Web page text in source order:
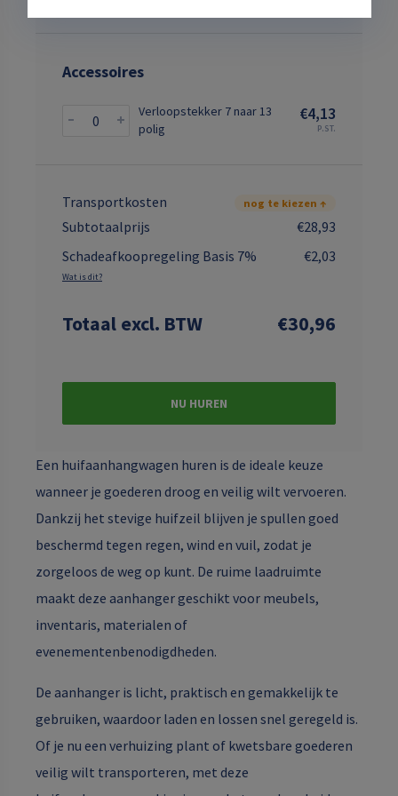
Accessoires
Verloopstekker 7 naar 13
polig
€4,13
P.ST.
Transportkosten nog te kiezen ↑
Subtotaalprijs
€28,93
Schadeafkoopregeling Basis 7%
€2,03
Wat is dit?
Totaal excl. BTW €30,96
NU HUREN
Een huifaanhangwagen huren is de ideale keuze
wanneer je goederen droog en veilig wilt vervoeren.
Dankzij het stevige huifzeil blijven je spullen goed
beschermd tegen regen, wind en vuil, zodat je
zorgeloos de weg op kunt. De ruime laadruimte
maakt deze aanhanger geschikt voor meubels,
inventaris, materialen of
evenementenbenodigdheden.
De aanhanger is licht, praktisch en gemakkelijk te
gebruiken, waardoor laden en lossen snel geregeld is.
Of je nu een verhuizing plant of kwetsbare goederen
veilig wilt transporteren, met deze